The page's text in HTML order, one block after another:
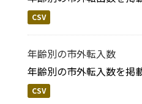
CSV
年齢別の市外転入数
年齢別の市外転入数を掲
CSV